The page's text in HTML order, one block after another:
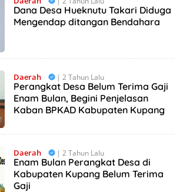
Dana Desa Hueknutu Takari Diduga
Mengendap ditangan Bendahara
Daerah | 2 Tahun Lalu
Perangkat Desa Belum Terima Gaji
Enam Bulan, Begini Penjelasan
Kaban BPKAD Kabupaten Kupang
Daerah | 2 Tahun Lalu
Enam Bulan Perangkat Desa di
Kabupaten Kupang Belum Terima
Gaji